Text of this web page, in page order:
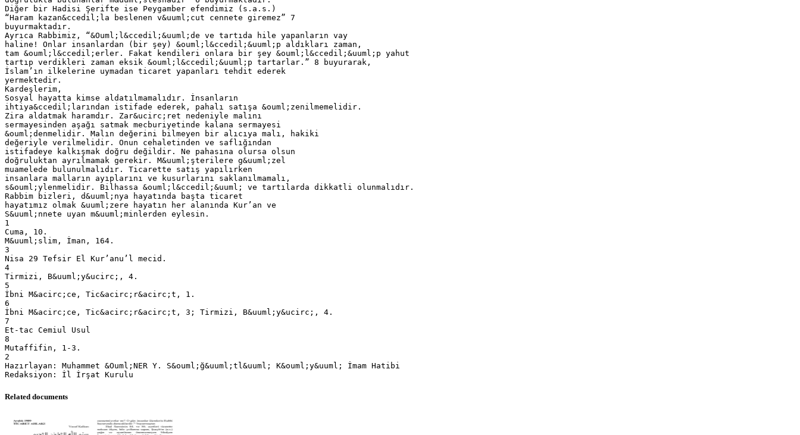
Diğer bir Hadisi Şerifte ise Peygamber efendimiz (s.a.s.)
“Haram kazan&ccedil;la beslenen v&uuml;cut cennete giremez” 7
buyurmaktadır.
Ayrıca Rabbimiz, “&Ouml;l&ccedil;&uuml;de ve tartıda hile yapanların vay
haline! Onlar insanlardan (bir şey) &ouml;l&ccedil;&uuml;p aldıkları zaman,
tam &ouml;l&ccedil;erler. Fakat kendileri onlara bir şey &ouml;l&ccedil;&uuml;p yahut
tartıp verdikleri zaman eksik &ouml;l&ccedil;&uuml;p tartarlar.” 8 buyurarak,
İslam’ın ilkelerine uymadan ticaret yapanları tehdit ederek
yermektedir.
Kardeşlerim,
Sosyal hayatta kimse aldatılmamalıdır. İnsanların
ihtiya&ccedil;larından istifade ederek, pahalı satışa &ouml;zenilmemelidir.
Zira aldatmak haramdır. Zar&ucirc;ret nedeniyle malını
sermayesinden aşağı satmak mecburiyetinde kalana sermayesi
&ouml;denmelidir. Malın değerini bilmeyen bir alıcıya malı, hakiki
değeriyle verilmelidir. Onun cehaletinden ve saflığından
istifadeye kalkışmak doğru değildir. Ne pahasına olursa olsun
doğruluktan ayrılmamak gerekir. M&uuml;şterilere g&uuml;zel
muamelede bulunulmalıdır. Ticarette satış yapılırken
insanlara malların ayıplarını ve kusurlarını saklanılmamalı,
s&ouml;ylenmelidir. Bilhassa &ouml;l&ccedil;&uuml; ve tartılarda dikkatli olunmalıdır.
Rabbim bizleri, d&uuml;nya hayatında başta ticaret
hayatımız olmak &uuml;zere hayatın her alanında Kur’an ve
S&uuml;nnete uyan m&uuml;minlerden eylesin.
1
Cuma, 10.
M&uuml;slim, İman, 164.
3
Nisa 29 Tefsir El Kur’anu’l mecid.
4
Tirmizi, B&uuml;y&ucirc;, 4.
5
İbni M&acirc;ce, Tic&acirc;r&acirc;t, 1.
6
İbni M&acirc;ce, Tic&acirc;r&acirc;t, 3; Tirmizi, B&uuml;y&ucirc;, 4.
7
Et-tac Cemiul Usul
8
Mutaffifin, 1-3.
2
Hazırlayan: Muhammet &Ouml;NER Y. S&ouml;ğ&uuml;tl&uuml; K&ouml;y&uuml; İmam Hatibi
Related documents